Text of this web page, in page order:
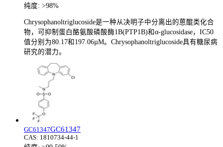
纯度: >98%
Chrysophanoltriglucoside是一种从决明子中分离出的蒽醌类化合
物，可抑制蛋白酪氨酸磷酸酶1B(PTP1B)和α-glucosidase，IC50
值分别为80.17和197.06µM。Chrysophanoltriglucoside具有糖尿病
研究的潜力。
GC61347GC61347
CAS: 1810734-44-1